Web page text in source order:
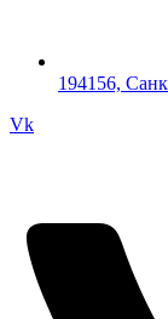
194156,
Vk